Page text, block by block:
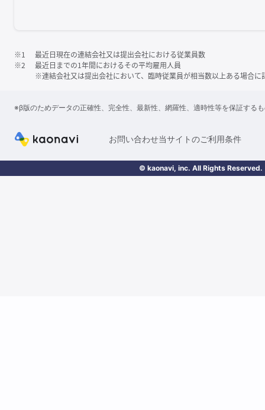
※1
最近日現在の連結会社又は提出会社における従業員数
※2
最近日までの1年間におけるその平均雇用人員
※連結会社又は提出会社において、臨時従業員が相当数以上ある場合に
※β版のためデータの正確性、完全性、最新性、網羅性、適時性等を保証する
お問い合わせ当サイトのご利用条件
© kaonavi, inc. All Rights Reserved.